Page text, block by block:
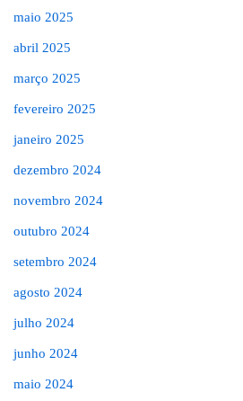
maio 2025
abril 2025
março 2025
fevereiro 2025
janeiro 2025
dezembro 2024
novembro 2024
outubro 2024
setembro 2024
agosto 2024
julho 2024
junho 2024
maio 2024